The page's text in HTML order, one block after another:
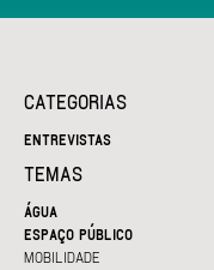
CATEGORIAS
ENTREVISTAS
TEMAS
ÁGUA
ESPAÇO PÚBLICO
MOBILIDADE